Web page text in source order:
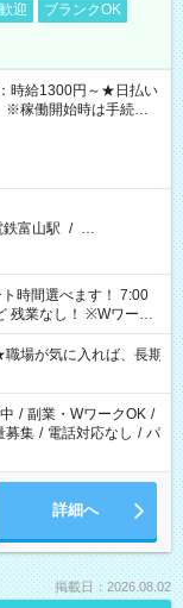
迎
ブランクOK
時給1300円～★日払い
稼働開始時は手続き完
鉄富山駅 / …
！ ※Wワーク
の就業はご案内できま
は社会保険への加入対
の原則禁止）によ
しい場合があります
場が気に入れば、長期
/ 副業・WワークOK /
募集 / 電話対応なし / パ
詳細へ
掲載日：2026.08.02